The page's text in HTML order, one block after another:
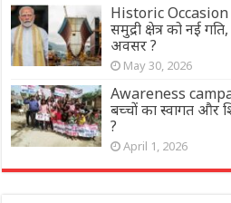
Historic Occasion :
समुद्री क्षेत्र को नई
अवसर ?
May 30, 2026
Awareness
बच्चों का स्वागत और
?
April 1, 2026